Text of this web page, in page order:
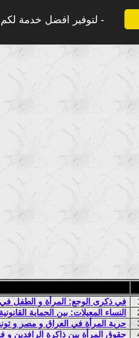
لتوفير افضل خدمة
في ذكرى الوجع: المرأة و الطفل في
النساء المعيلات: بين الحماية
حرية المرأة في العراق و مصر و
حقوق المرأة بين ذاكرة الرافدين